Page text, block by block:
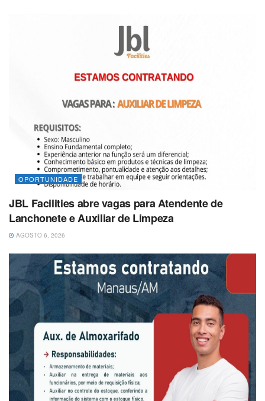
OPORTUNIDADE
JBL Facilities abre vagas para Atendente de
Lanchonete e Auxiliar de Limpeza
AGOSTO 6, 2026